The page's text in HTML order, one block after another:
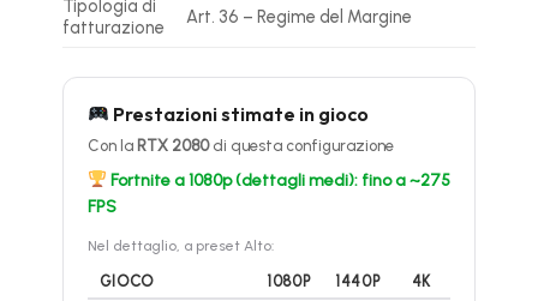
Tipologia di
fatturazione
Art. 36 – Regime del Margine
Prestazioni stimate in gioco
Con la RTX 2080di questa configurazione
Fortnite a 1080p (dettagli medi): fino a ~275
FPS
Nel dettaglio, a preset Alto:
GIOCO 1080P 1440P
4K